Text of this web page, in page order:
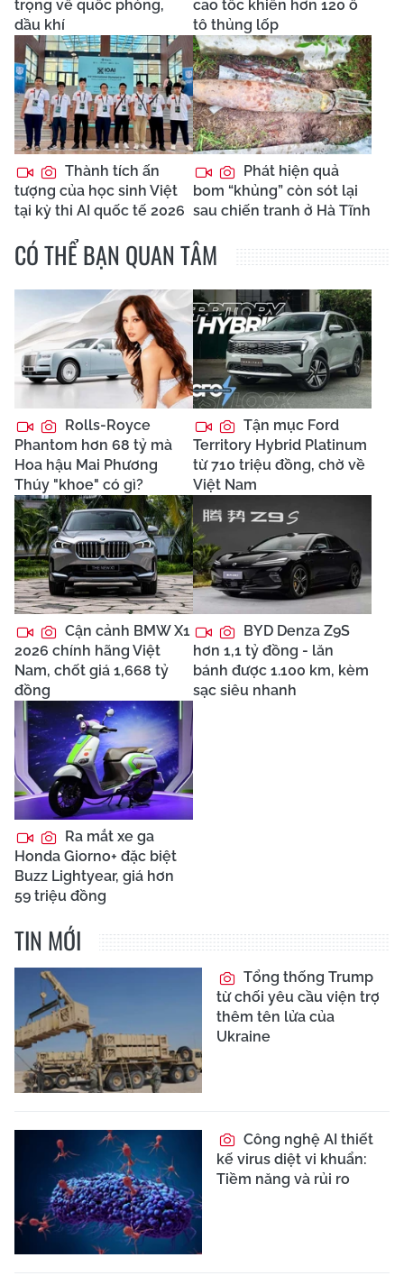
trọng về quốc phòng,
dầu khí
cao tốc khiến hơn 120 ô
tô thủng lốp
Thành tích ấn
tượng của học sinh Việt
tại kỳ thi AI quốc tế 2026
Phát hiện quả
bom “khủng” còn sót lại
sau chiến tranh ở Hà Tĩnh
CÓ THỂ BẠN QUAN TÂM
Rolls-Royce
Phantom hơn 68 tỷ mà
Hoa hậu Mai Phương
Thúy "khoe" có gì?
Tận mục Ford
Territory Hybrid Platinum
từ 710 triệu đồng, chờ về
Việt Nam
Cận cảnh BMW X1
2026 chính hãng Việt
Nam, chốt giá 1,668 tỷ
đồng
BYD Denza Z9S
hơn 1,1 tỷ đồng - lăn
bánh được 1.100 km, kèm
sạc siêu nhanh
Ra mắt xe ga
Honda Giorno+ đặc biệt
Buzz Lightyear, giá hơn
59 triệu đồng
TIN MỚI
Tổng thống Trump
từ chối yêu cầu viện trợ
thêm tên lửa của
Ukraine
Công nghệ AI thiết
kế virus diệt vi khuẩn:
Tiềm năng và rủi ro